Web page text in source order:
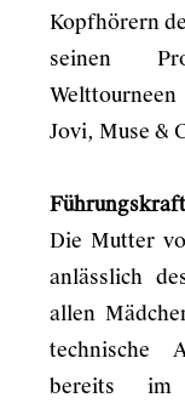
Kopfhörern
seinen
Jovi, Muse &
Die Mutter
anlässlich
allen
technische
bereits im